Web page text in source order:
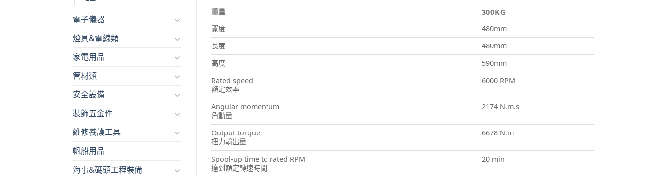
電子儀器
燈具&電線類
家電用品
管材類
安全設備
裝飾五金件
維修養護工具
帆船用品
海事&碼頭工程裝備
重量
300KG
寬度
480mm
長度
480mm
高度
590mm
Rated speed
額定效率
6000 RPM
Angular momentum
角動量
2174 N.m.s
Output torque
扭力輸出量
6678 N.m
Spool-up time to rated RPM
達到額定轉速時間
20 min